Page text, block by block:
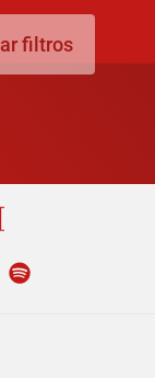
filtros
WhatsApp